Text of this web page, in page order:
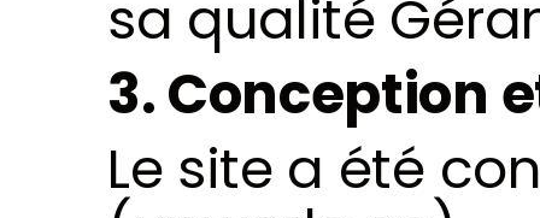
sa qualité
3. Conception
Le site a été